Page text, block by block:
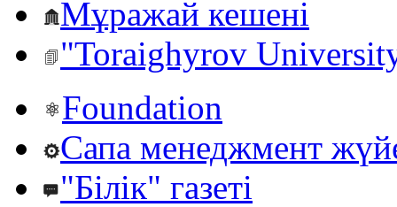
Мұражай кешені
"Toraighyrov
Foundation
Сапа менеджмент
"Білік" газеті